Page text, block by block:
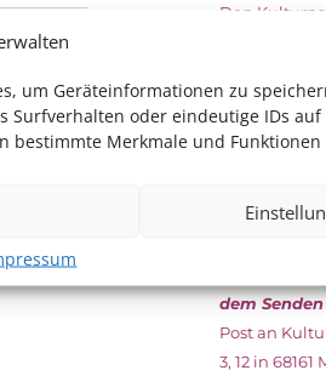
um Geräteinformationen zu
Surfverhalten oder eindeutige IDs
Merkmale und
Den
es
dem
das
dem
Post an
3, 12 in